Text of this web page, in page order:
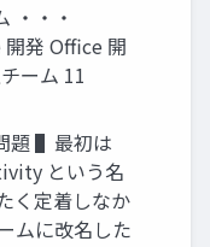
・・・
発 Office 開
ーム 11
題 ▌最初は
という名
く定着しなか
ムに改名した